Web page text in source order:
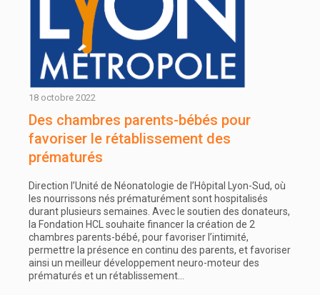
18 octobre 2022
Des chambres parents-bébés pour
favoriser le rétablissement des
prématurés
Direction l’Unité de Néonatologie de l’Hôpital Lyon-Sud, où
les nourrissons nés prématurément sont hospitalisés
durant plusieurs semaines. Avec le soutien des donateurs,
la Fondation HCL souhaite financer la création de 2
chambres parents-bébé, pour favoriser l’intimité,
permettre la présence en continu des parents, et favoriser
ainsi un meilleur développement neuro-moteur des
prématurés et un rétablissement…